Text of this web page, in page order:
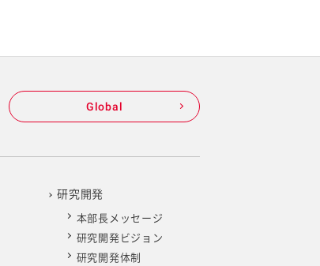
Global
研究開発
本部長メッセージ
研究開発ビジョン
研究開発体制